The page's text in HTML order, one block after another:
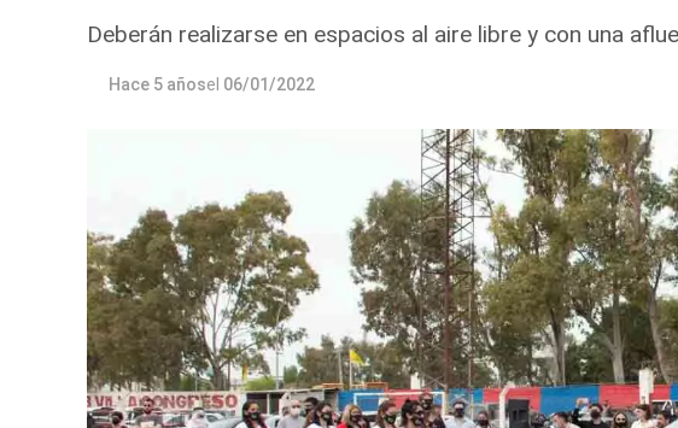
Deberán realizarse en espacios al aire libre y con una
Hace 5 añosel 06/01/2022